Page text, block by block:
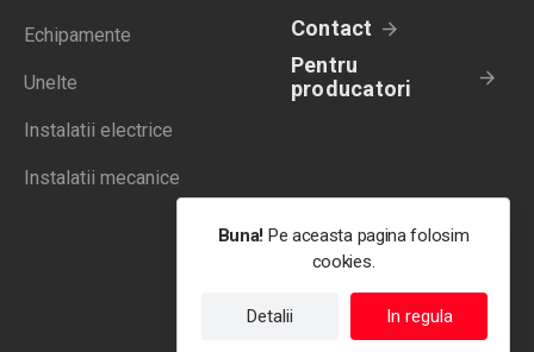
Echipamente
Unelte
Instalatii electrice
Instalatii mecanice
Contact
Pentru
producatori
Buna! Pe aceasta pagina folosim
cookies.
Detalii In regula